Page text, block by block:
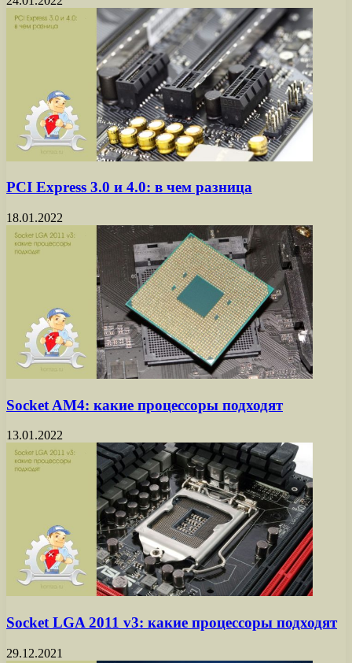
PCI Express 3.0 и 4.0: в чем разница
18.01.2022
Socket AM4: какие процессоры подходят
13.01.2022
Socket LGA 2011 v3: какие процессоры подходят
29.12.2021